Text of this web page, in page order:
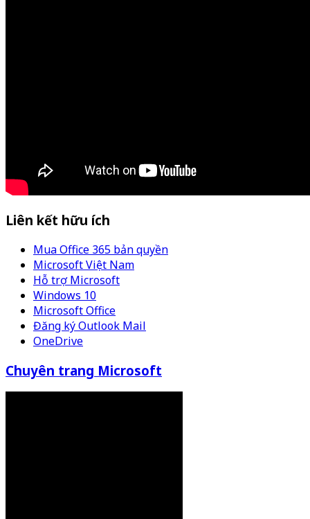
Liên kết hữu ích
Mua Office 365 bản quyền
Microsoft Việt Nam
Hỗ trợ Microsoft
Windows 10
Microsoft Office
Đăng ký Outlook Mail
OneDrive
Chuyên trang Microsoft